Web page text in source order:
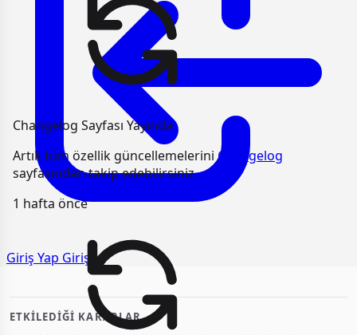
Changelog Sayfası Yayında
Artık tüm özellik güncellemeleriniChangelog
sayfasından takip edebilirsiniz.
1 hafta önce
Giriş Yap Giriş
ETKILEDIĞI KARARLAR